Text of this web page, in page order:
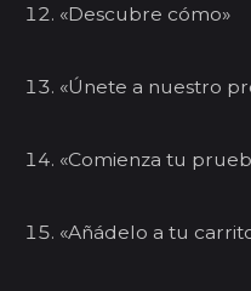
«Descubre cómo»
«Únete a nuestro
«Comienza tu
«Añádelo a tu